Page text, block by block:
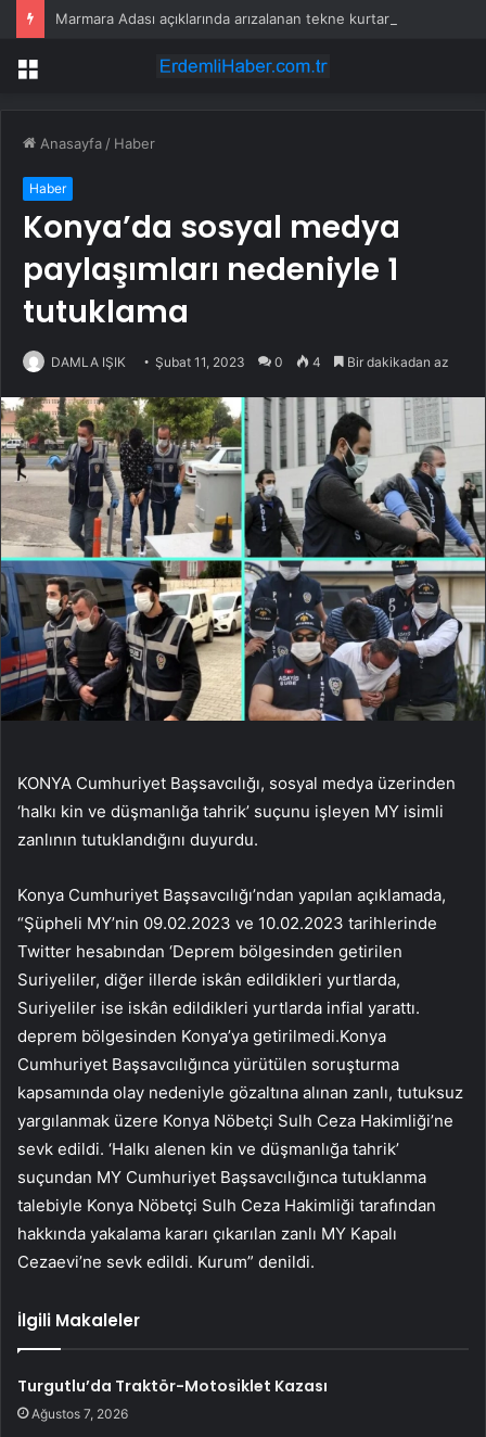
Marmara Adası açıklarında arızalanan tekne kurtarıldı
Menü
Anasayfa / Haber
Haber
Konya’da sosyal medya
paylaşımları nedeniyle 1
tutuklama
DAMLA IŞIK Şubat 11, 2023 0 4 Bir dakikadan az
KONYA Cumhuriyet Başsavcılığı, sosyal medya üzerinden
‘halkı kin ve düşmanlığa tahrik’ suçunu işleyen MY isimli
zanlının tutuklandığını duyurdu.
Konya Cumhuriyet Başsavcılığı’ndan yapılan açıklamada,
“Şüpheli MY’nin 09.02.2023 ve 10.02.2023 tarihlerinde
Twitter hesabından ‘Deprem bölgesinden getirilen
Suriyeliler, diğer illerde iskân edildikleri yurtlarda,
Suriyeliler ise iskân edildikleri yurtlarda infial yarattı.
deprem bölgesinden Konya’ya getirilmedi.Konya
Cumhuriyet Başsavcılığınca yürütülen soruşturma
kapsamında olay nedeniyle gözaltına alınan zanlı, tutuksuz
yargılanmak üzere Konya Nöbetçi Sulh Ceza Hakimliği’ne
sevk edildi. ‘Halkı alenen kin ve düşmanlığa tahrik’
suçundan MY Cumhuriyet Başsavcılığınca tutuklanma
talebiyle Konya Nöbetçi Sulh Ceza Hakimliği tarafından
hakkında yakalama kararı çıkarılan zanlı MY Kapalı
Cezaevi’ne sevk edildi. Kurum” denildi.
İlgili Makaleler
Turgutlu’da Traktör-Motosiklet Kazası
Ağustos 7, 2026